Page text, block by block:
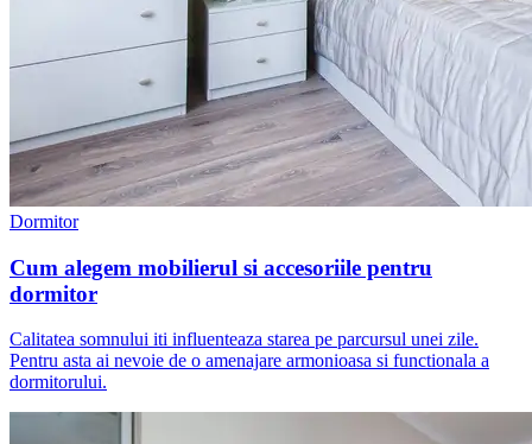
Dormitor
Cum alegem mobilierul si accesoriile pentru
dormitor
Calitatea somnului iti influenteaza starea pe parcursul unei zile.
Pentru asta ai nevoie de o amenajare armonioasa si functionala a
dormitorului.